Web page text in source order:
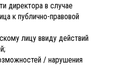
директора в случае
к публично-правовой
лицу ввиду действий
/ нарушения